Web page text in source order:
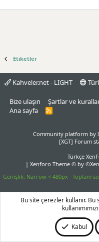
Etiketler
Kahveler.net - LIGHT
Bize ulaşın Şartlar ve
Ana sayfa
R
Community platform by
[XGT] Forum
Türkçe
| Xenforo Theme© by
Genişlik
Toplam
Bu site çerezler kullanır.
Kabul